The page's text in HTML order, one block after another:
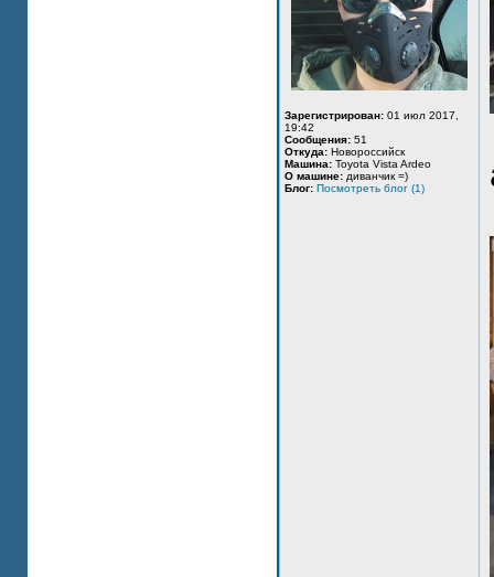
Зарегистрирован: 01 июл 2017,
19:42
Сообщения: 51
Откуда: Новороссийск
Машина: Toyota Vista Ardeo
О машине: диванчик =)
Блог: Посмотреть блог (1)